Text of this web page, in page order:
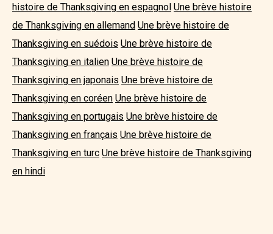
histoire de Thanksgiving en espagnol Une brève histoire
de Thanksgiving en allemand Une brève histoire de
Thanksgiving en suédois Une brève histoire de
Thanksgiving en italien Une brève histoire de
Thanksgiving en japonais Une brève histoire de
Thanksgiving en coréen Une brève histoire de
Thanksgiving en portugais Une brève histoire de
Thanksgiving en français Une brève histoire de
Thanksgiving en turc Une brève histoire de Thanksgiving
en hindi